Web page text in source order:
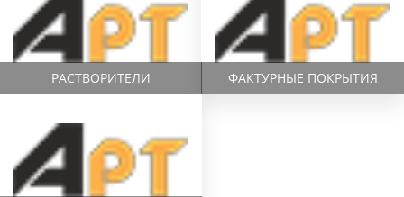
РАСТВОРИТЕЛИ ФАКТУРНЫЕ ПОКРЫТИЯ